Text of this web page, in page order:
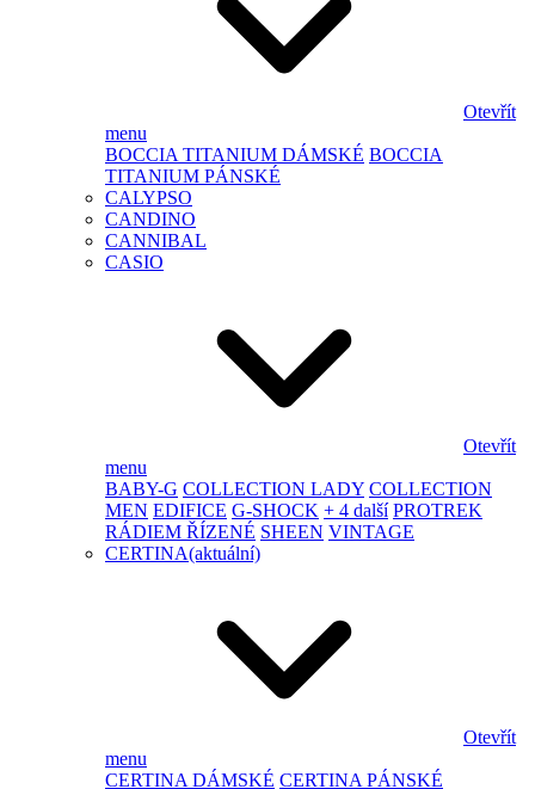
Otevřít
menu
BOCCIA TITANIUM DÁMSKÉ BOCCIA
TITANIUM PÁNSKÉ
CALYPSO
CANDINO
CANNIBAL
CASIO
Otevřít
menu
BABY-G COLLECTION LADY COLLECTION
MEN EDIFICE G-SHOCK + 4 další PROTREK
RÁDIEM ŘÍZENÉ SHEEN VINTAGE
CERTINA(aktuální)
Otevřít
menu
CERTINA DÁMSKÉ CERTINA PÁNSKÉ